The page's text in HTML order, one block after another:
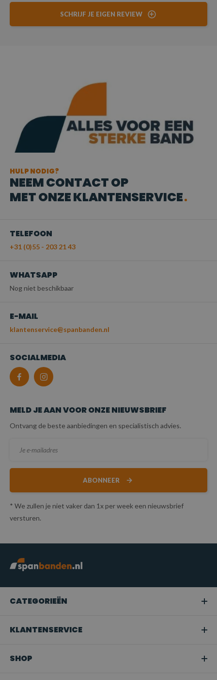
SCHRIJF JE EIGEN REVIEW
HULP NODIG?
NEEM CONTACT OP
MET ONZE KLANTENSERVICE
TELEFOON
+31 (0)55 - 203 21 43
WHATSAPP
Nog niet beschikbaar
E-MAIL
klantenservice@spanbanden.nl
SOCIALMEDIA
MELD JE AAN VOOR ONZE NIEUWSBRIEF
Ontvang de beste aanbiedingen en specialistisch advies.
ABONNEER
* We zullen je niet vaker dan 1x per week een nieuwsbrief
versturen.
CATEGORIEËN
KLANTENSERVICE
SHOP